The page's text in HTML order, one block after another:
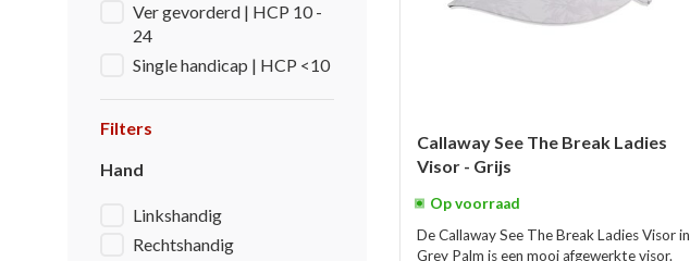
Ver gevorderd | HCP 10 -
24
Single handicap | HCP <10
Filters
Hand
Linkshandig
Rechtshandig
Callaway See The Break Ladies
Visor - Grijs
Op voorraad
De Callaway See The Break Ladies Visor in
Grey Palm is een mooi afgewerkte visor.